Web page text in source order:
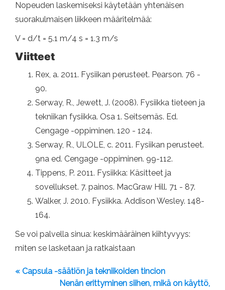
Nopeuden laskemiseksi käytetään yhtenäisen
suorakulmaisen liikkeen määritelmää:
V = d/t = 5.1 m/4 s = 1.3 m/s
Viitteet
Rex, a. 2011. Fysiikan perusteet. Pearson. 76 -
90.
Serway, R., Jewett, J. (2008). Fysiikka tieteen ja
tekniikan fysiikka. Osa 1. Seitsemäs. Ed.
Cengage -oppiminen. 120 - 124.
Serway, R., ULOLE, c. 2011. Fysiikan perusteet.
9na ed. Cengage -oppiminen. 99-112.
Tippens, P. 2011. Fysiikka: Käsitteet ja
sovellukset. 7. painos. MacGraw Hill. 71 - 87.
Walker, J. 2010. Fysiikka. Addison Wesley. 148-
164.
Se voi palvella sinua: keskimääräinen kiihtyvyys:
miten se lasketaan ja ratkaistaan
« Capsula -säätiön ja tekniikoiden tincion
Nenän erittyminen siihen, mikä on käyttö,